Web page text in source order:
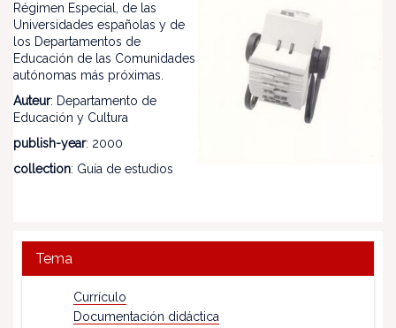
Régimen Especial, de las
Universidades españolas y de
los Departamentos de
Educación de las Comunidades
autónomas más próximas.
Auteur: Departamento de
Educación y Cultura
publish-year: 2000
collection: Guía de estudios
Tema
Currículo
Documentación didáctica